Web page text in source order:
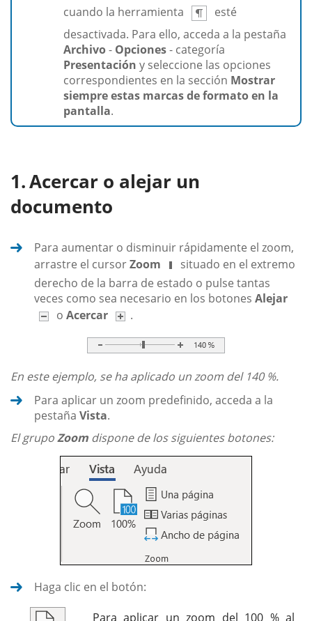
cuando la herramienta
esté
desactivada. Para ello, acceda a la pestaña
Archivo- Opciones- categoría
Presentación y seleccione las opciones
correspondientes en la sección Mostrar
siempre estas marcas de formato en la
pantalla.
Acercar o alejar un
documento
Para aumentar o disminuir rápidamente el zoom,
arrastre el cursorZoom
situado en el extremo
derecho de la barra de estado o pulse tantas
veces como sea necesario en los botones Alejar
o Acercar .
En este ejemplo, se ha aplicado un zoom del 140 %.
Para aplicar un zoom predefinido, acceda a la
pestaña Vista.
El grupoZoom dispone de los siguientes botones:
Haga clic en el botón:
Para aplicar un zoom del 100 % al